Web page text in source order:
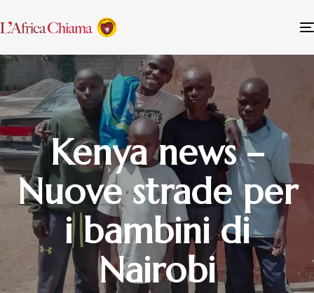
Kenya news –
Nuove strade per
i bambini di
Nairobi